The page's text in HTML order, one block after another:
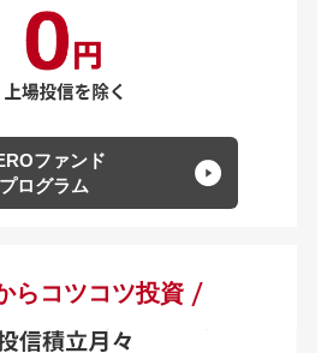
ファンド
プログラム
らコツコツ投資